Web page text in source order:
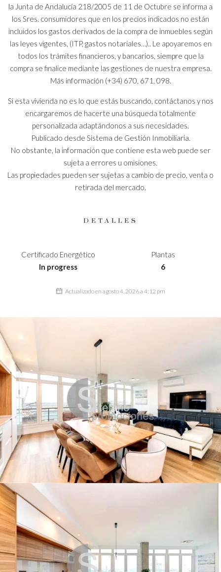
la Junta de Andalucía 218/2005 de 11 de Octubre se informa a
los Sres. consumidores que en los precios indicados no están
incluidos los gastos derivados de la compra de inmuebles según
las leyes vigentes, (ITP, gastos notariales…).. Le apoyaremos en
todos los trámites financieros, y bancarios, siempre que la
compra se finalice mediante las gestiones de nuestra empresa.
Más información (+34) 670, 671, 098.
Si esta vivienda no es lo que estás buscando, contáctanos y nos
encargaremos de hacerte una búsqueda totalmente
personalizada adaptándonos a sus necesidades.
Publicado desde Sistema de Gestión Inmobiliaria.
No obstante, la información que contiene esta web puede ser
sujeta a errores u omisiones.
Las propiedades pueden ser sujetas a cambio de precio, venta o
retirada del mercado.
DETALLES
Certificado Energético
In progress
Plantas
6
Actualizado en agosto 4, 2026 a 4:12 pm